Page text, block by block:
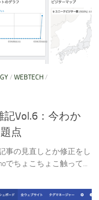
/ WEBTECH/
記Vol.6：今わか
点
事の見直しとか修正をし
でちょこちょこ触って...